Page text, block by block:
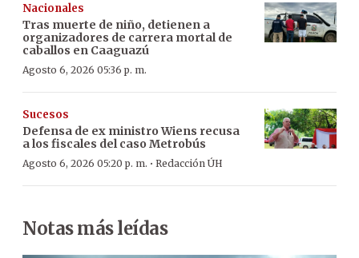
Nacionales
Tras muerte de niño, detienen a
organizadores de carrera mortal de
caballos en Caaguazú
Agosto 6, 2026 05:36 p. m.
Sucesos
Defensa de ex ministro Wiens recusa
a los fiscales del caso Metrobús
Agosto 6, 2026 05:20 p. m. · Redacción ÚH
Notas más leídas